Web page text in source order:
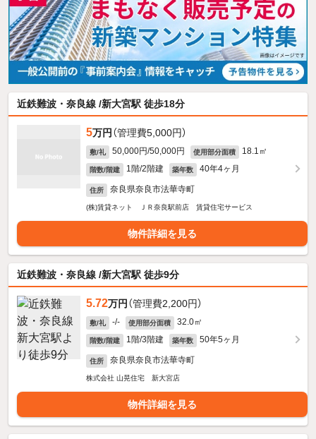
近鉄難波・奈良線 /新大宮駅 徒歩18分
5万円 （管理費5,000円）
敷/礼 50,000円/50,000円 使用部分面積 18.1㎡
階数/階建 1階/2階建 築年数 40年4ヶ月
住所 奈良県奈良市法華寺町
(株)賃貸ネット ＪＲ奈良駅前店 賃貸住宅サービス
物件詳細を見る
近鉄難波・奈良線 /新大宮駅 徒歩9分
5.72万円 （管理費2,200円）
敷/礼 -/- 使用部分面積 32.0㎡
階数/階建 1階/3階建 築年数 50年5ヶ月
住所 奈良県奈良市法華寺町
株式会社 山晃住宅 新大宮店
物件詳細を見る